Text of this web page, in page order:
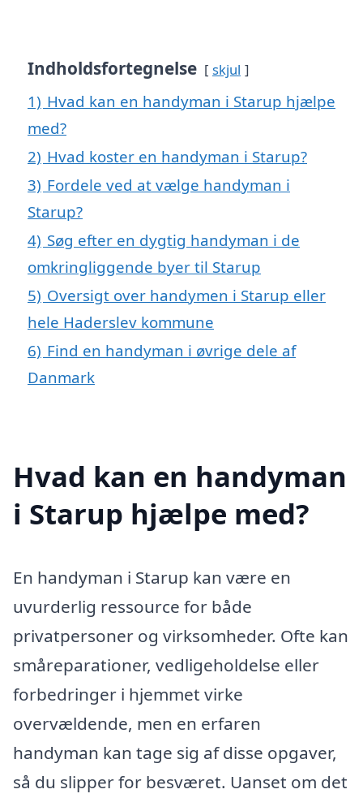
Indholdsfortegnelse skjul
1) Hvad kan en handyman i Starup hjælpe
med?
2) Hvad koster en handyman i Starup?
3) Fordele ved at vælge handyman i
Starup?
4) Søg efter en dygtig handyman i de
omkringliggende byer til Starup
5) Oversigt over handymen i Starup eller
hele Haderslev kommune
6) Find en handyman i øvrige dele af
Danmark
Hvad kan en handyman
i Starup hjælpe med?
En handyman i Starup kan være en
uvurderlig ressource for både
privatpersoner og virksomheder. Ofte kan
småreparationer, vedligeholdelse eller
forbedringer i hjemmet virke
overvældende, men en erfaren
handyman kan tage sig af disse opgaver,
så du slipper for besværet. Uanset om det